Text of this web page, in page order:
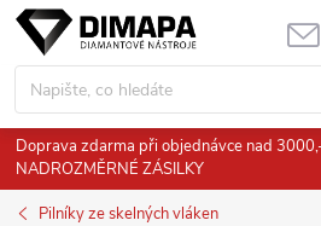
Přejít
obsah
Doprava zdarma při objednávce nad
NADROZMĚRNÉ ZÁSILKY
Pilníky ze skelných vláken